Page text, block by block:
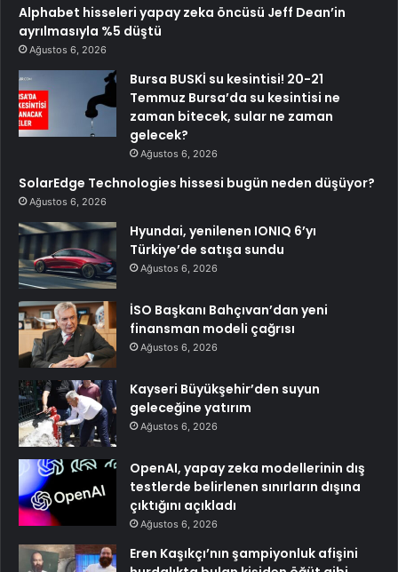
Alphabet hisseleri yapay zeka öncüsü Jeff Dean’in
ayrılmasıyla %5 düştü
Ağustos 6, 2026
Bursa BUSKİ su kesintisi! 20-21
Temmuz Bursa’da su kesintisi ne
zaman bitecek, sular ne zaman
gelecek?
Ağustos 6, 2026
SolarEdge Technologies hissesi bugün neden düşüyor?
Ağustos 6, 2026
Hyundai, yenilenen IONIQ 6’yı
Türkiye’de satışa sundu
Ağustos 6, 2026
İSO Başkanı Bahçıvan’dan yeni
finansman modeli çağrısı
Ağustos 6, 2026
Kayseri Büyükşehir’den suyun
geleceğine yatırım
Ağustos 6, 2026
OpenAI, yapay zeka modellerinin dış
testlerde belirlenen sınırların dışına
çıktığını açıkladı
Ağustos 6, 2026
Eren Kaşıkçı’nın şampiyonluk afişini